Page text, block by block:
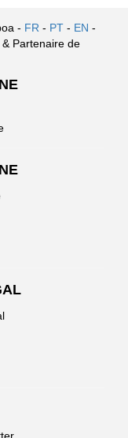
- FR - PT - EN -
& Partenaire de